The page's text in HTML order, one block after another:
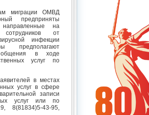
миграции ОМВД
предприняты
на
от
инфекции
предполагают
общения в ходе
услуг по
в местах
услуг в сфере
записи
услуг или по
8(81834)5-43-95,